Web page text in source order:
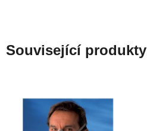
Související produkty